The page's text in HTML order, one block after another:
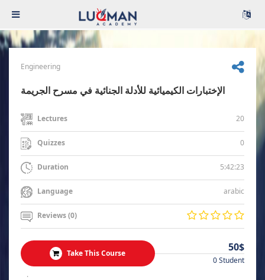
Engineering
الإختبارات الكيميائية للأدلة الجنائية في مسرح الجريمة
Lectures 20
Quizzes 0
Duration 5:42:23
Language arabic
Reviews (0)
Take This Course 50$
0 Student
.